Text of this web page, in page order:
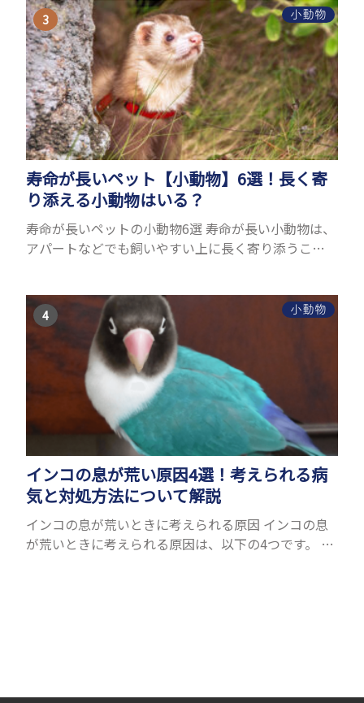
理由はさま...
小動物
寿命が長いペット【小動物】6選！長く寄
り添える小動物はいる？
寿命が長いペットの小動物6選 寿命が長い小動物は、
アパートなどでも飼いやすい上に長く寄り添うこと
育のポイ...
小動物
インコの息が荒い原因4選！考えられる病
気と対処方法について解説
インコの息が荒いときに考えられる原因 インコの息
が荒いときに考えられる原因は、以下の4つです。 ●